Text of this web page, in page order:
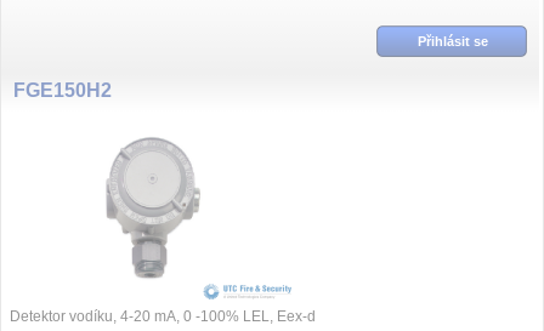
Přihlásit se
FGE150H2
Detektor vodíku, 4-20 mA, 0 -100% LEL, Eex-d